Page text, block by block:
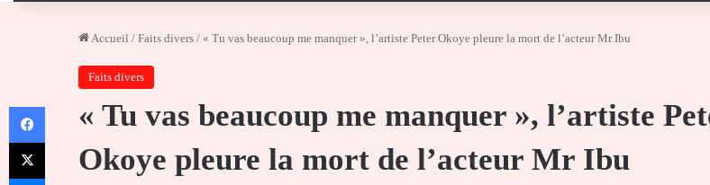
Accueil / Faits divers / « Tu vas beaucoup me manquer », l’artiste Peter Okoye pleure la mort de l’acteur Mr Ibu
Faits divers
« Tu vas beaucoup me manquer », l’artiste
Okoye pleure la mort de l’acteur Mr Ibu
Facebook
X
Messenger